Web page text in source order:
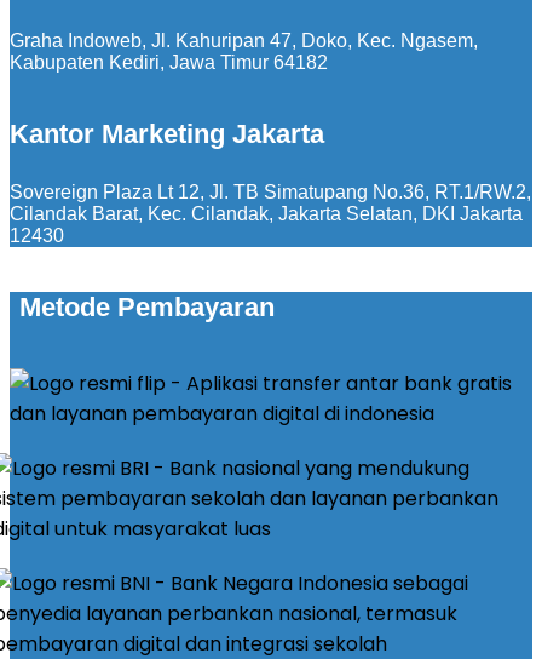
Graha Indoweb, Jl. Kahuripan 47, Doko, Kec. Ngasem,
Kabupaten Kediri, Jawa Timur 64182
Kantor Marketing Jakarta
Sovereign Plaza Lt 12, Jl. TB Simatupang No.36, RT.1/RW.2,
Cilandak Barat, Kec. Cilandak, Jakarta Selatan, DKI Jakarta
12430
Metode Pembayaran